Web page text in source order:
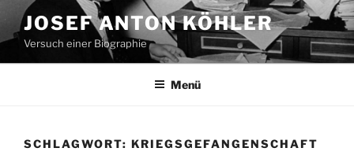
Inhalt
springen
JOSEF ANTON KÖHLER
Versuch einer Biographie
Menü
SCHLAGWORT: KRIEGSGEFANGENSCHAFT